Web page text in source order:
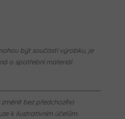
být součástí výrobku, je
o spotřební materiál
bez předchozího
k ilustrativním účelům.